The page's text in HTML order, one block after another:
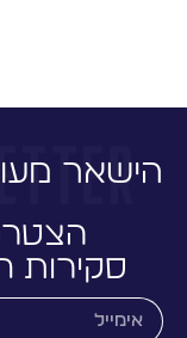
מעודכן
הצטרפו